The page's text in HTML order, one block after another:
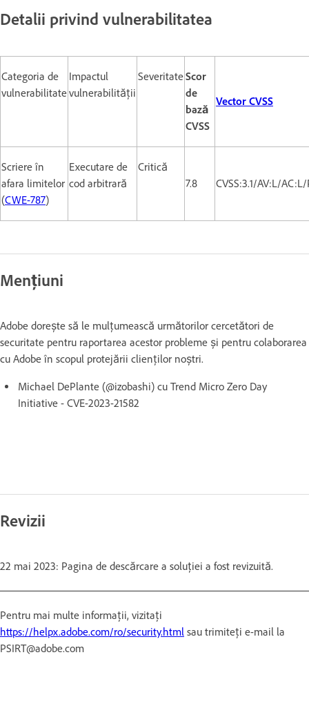
Detalii privind vulnerabilitatea
Categoria de
vulnerabilitate
Impactul
vulnerabilității
SeveritateScor
de
bază
CVSS
Vector CVSS
Scriere în
afara limitelor
(CWE-787)
Executare de
cod arbitrară
Critică
7.8
CVSS:3.1/AV:L/
Mențiuni
Adobe dorește să le mulțumească următorilor cercetători de
securitate pentru raportarea acestor probleme și pentru colaborarea
cu Adobe în scopul protejării clienților noștri.
Michael DePlante (@izobashi) cu Trend Micro Zero Day
Initiative - CVE-2023-21582
Revizii
22 mai 2023: Pagina de descărcare a soluției a fost revizuită.
Pentru mai multe informații, vizitați
https://helpx.adobe.com/ro/security.html sau trimiteți e-mail la
PSIRT@adobe.com